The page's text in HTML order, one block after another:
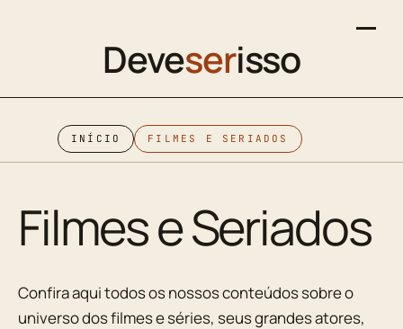
Deveserisso
INÍCIO FILMES E SERIADOS
Filmes e Seriados
Confira aqui todos os nossos conteúdos sobre o
universo dos filmes e séries, seus grandes atores,